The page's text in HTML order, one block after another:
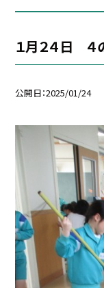
１月２４日 ４
公開日 2025/01/24